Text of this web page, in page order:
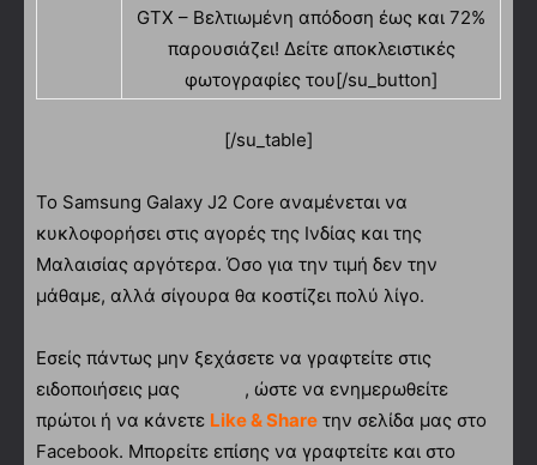
GTX – Βελτιωμένη απόδοση έως και 72%
παρουσιάζει! Δείτε αποκλειστικές
φωτογραφίες του[/su_button]
[/su_table]
Το Samsung Galaxy J2 Core αναμένεται να
κυκλοφορήσει στις αγορές της Ινδίας και της
Μαλαισίας αργότερα. Όσο για την τιμή δεν την
μάθαμε, αλλά σίγουρα θα κοστίζει πολύ λίγο.
Εσείς πάντως μην ξεχάσετε να γραφτείτε στις
ειδοποιήσεις μας
, ώστε να ενημερωθείτε
πρώτοι ή να κάνετε Like & Share την σελίδα μας στο
Facebook. Μπορείτε επίσης να γραφτείτε και στο